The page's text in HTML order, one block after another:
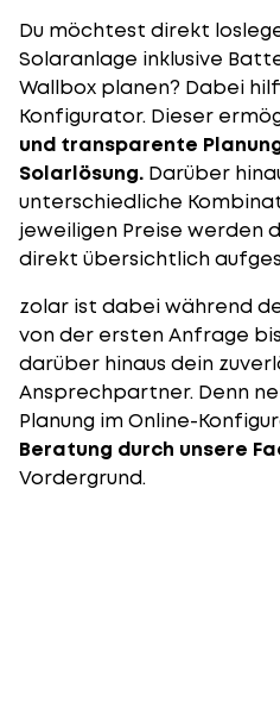
Du möchtest direkt
Solaranlage inklusive
Wallbox planen? Dabei
Konfigurator. Dieser
und transparente
Solarlösung. Darüber
unterschiedliche
jeweiligen Preise werden
direkt übersichtlich
zolar ist dabei während
von der ersten Anfrage
darüber hinaus dein
Ansprechpartner. Denn
Planung imOnline-
Beratung durch unsere
Vordergrund.